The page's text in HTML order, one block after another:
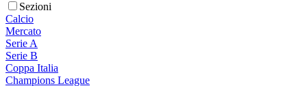
Sezioni
Calcio
Mercato
Serie A
Serie B
Coppa Italia
Champions League